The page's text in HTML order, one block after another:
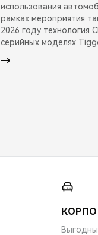
использования
рамках мероприятия
2026 году технология
серийных моделях